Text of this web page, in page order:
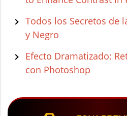
Todos los Secretos de
y Negro
Efecto Dramatizado:
con Photoshop